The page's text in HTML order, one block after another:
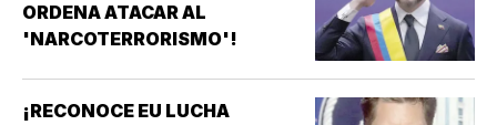
ORDENA ATACAR AL
'NARCOTERRORISMO'!
¡RECONOCE EU LUCHA